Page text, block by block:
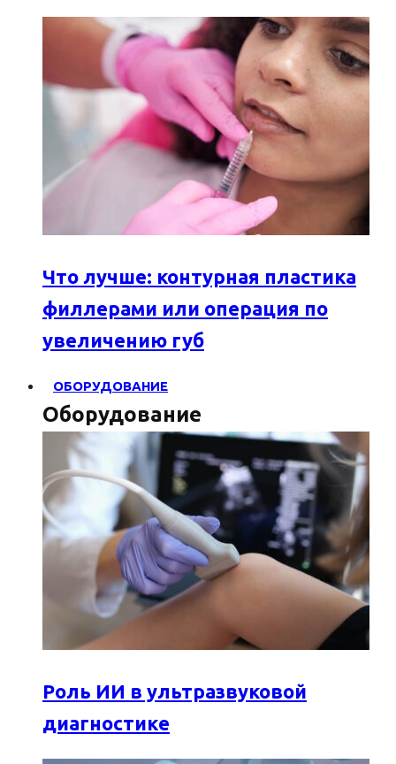
Что лучше: контурная пластика
филлерами или операция по
увеличению губ
ОБОРУДОВАНИЕ
Оборудование
Роль ИИ в ультразвуковой
диагностике